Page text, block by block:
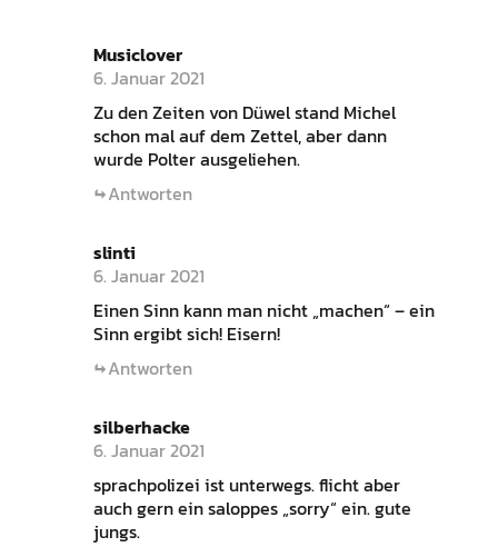
Musiclover
6. Januar 2021
Zu den Zeiten von Düwel stand Michel
schon mal auf dem Zettel, aber dann
wurde Polter ausgeliehen.
Antworten
slinti
6. Januar 2021
Einen Sinn kann man nicht „machen“ – ein
Sinn ergibt sich! Eisern!
Antworten
silberhacke
6. Januar 2021
sprachpolizei ist unterwegs. flicht aber
auch gern ein saloppes „sorry“ ein. gute
jungs.